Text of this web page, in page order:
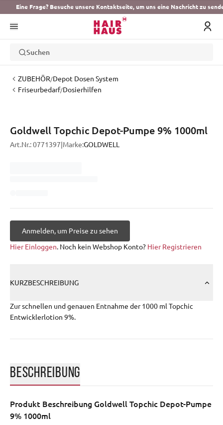
Eine Frage? Besuche unsere Kontaktseite, um uns eine Nachricht zu
Suchen
ZUBEHÖR/Depot Dosen System
Friseurbedarf/Dosierhilfen
Goldwell Topchic Depot-Pumpe 9% 1000ml
Art.Nr.:0771397 Marke:GOLDWELL
Anmelden, um Preise zu sehen
Hier Einloggen. Noch kein Webshop Konto? Hier Registrieren
KURZBESCHREIBUNG
Zur schnellen und genauen Entnahme der 1000 ml Topchic
Entwicklerlotion 9%.
BESCHREIBUNG
Produkt Beschreibung Goldwell Topchic Depot-Pumpe
9% 1000ml